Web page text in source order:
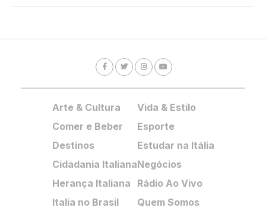
Arte & Cultura
Comer e Beber
Destinos
Cidadania Italiana
Herança Italiana
Italia no Brasil
Vida & Estilo
Esporte
Estudar na Itália
Negócios
Rádio Ao Vivo
Quem Somos